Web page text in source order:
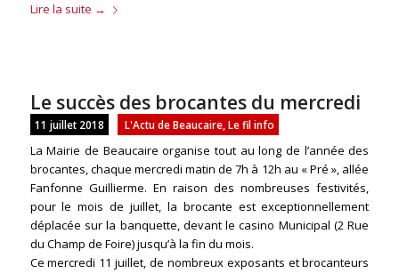
Lire la suite →
Le succès des brocantes du mercredi
11 juillet 2018 L'Actu de Beaucaire, Le fil info
La Mairie de Beaucaire organise tout au long de l’année des
brocantes, chaque mercredi matin de 7h à 12h au « Pré », allée
Fanfonne Guillierme. En raison des nombreuses festivités,
pour le mois de juillet, la brocante est exceptionnellement
déplacée sur la banquette, devant le casino Municipal (2 Rue
du Champ de Foire) jusqu’à la fin du mois.
Ce mercredi 11 juillet, de nombreux exposants et brocanteurs